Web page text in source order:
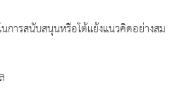
นุนหรือโต้แย้งแนวคิดอย่างสม